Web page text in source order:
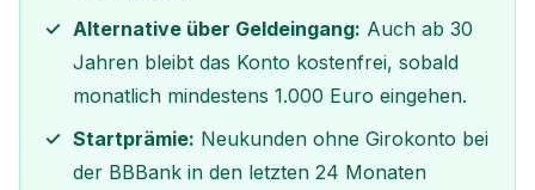
Alternative über Geldeingang: Auch ab 30
Jahren bleibt das Konto kostenfrei, sobald
monatlich mindestens 1.000 Euro eingehen.
Startprämie: Neukunden ohne Girokonto bei
der BBBank in den letzten 24 Monaten